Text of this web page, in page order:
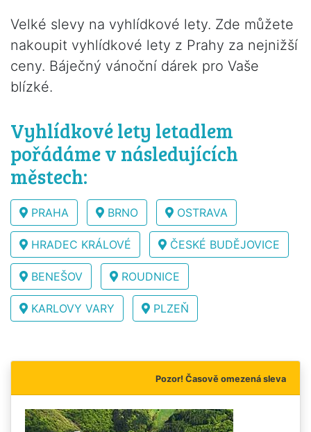
Velké slevy na vyhlídkové lety. Zde můžete
nakoupit vyhlídkové lety z Prahy za nejnižší
ceny. Báječný vánoční dárek pro Vaše
blízké.
Vyhlídkové lety letadlem
pořádáme v následujících
městech:
PRAHA BRNO OSTRAVA
HRADEC KRÁLOVÉ ČESKÉ BUDĚJOVICE
BENEŠOV ROUDNICE
KARLOVY VARY PLZEŇ
Pozor! Časově omezená sleva